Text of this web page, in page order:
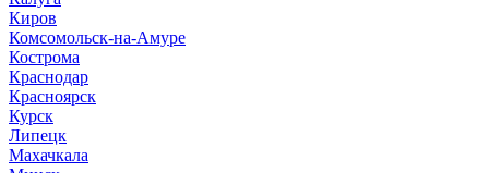
Киров
Комсомольск-на-Амуре
Кострома
Краснодар
Красноярск
Курск
Липецк
Махачкала